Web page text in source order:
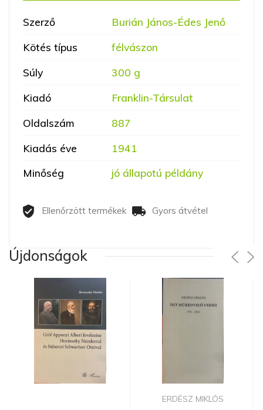
Szerző
Burián János-Édes Jenő
Kötés típus
félvászon
Súly
300 g
Kiadó
Franklin-Társulat
Oldalszám
887
Kiadás éve
1941
Minőség
jó állapotú példány
Ellenőrzött termékek Gyors átvétel
Újdonságok
ERDÉSZ MIKLÓS